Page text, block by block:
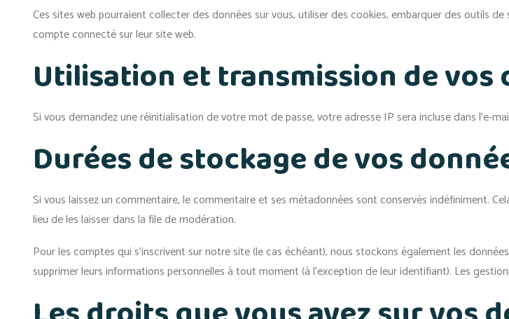
Ces sites web pourraient collecter des données sur vous, utiliser des cookies, embarquer des outils
compte connecté sur leur site web.
Utilisation et transmission de
Si vous demandez une réinitialisation de votre mot de passe, votre adresse IP sera incluse dans l’e-
Durées de stockage de vos
Si vous laissez un commentaire, le commentaire et ses métadonnées sont conservés indéfiniment.
lieu de les laisser dans la file de modération.
Pour les comptes qui s’inscrivent sur notre site (le cas échéant), nous stockons également les
supprimer leurs informations personnelles à tout moment (à l’exception de leur identifiant). Les